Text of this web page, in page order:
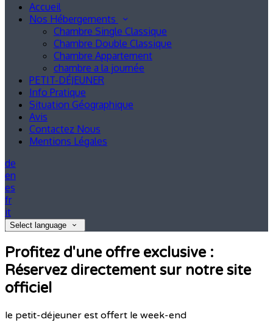
Accueil
Nos Hébergements
Chambre Single Classique
Chambre Double Classique
Chambre Appartement
chambre a la journée
PETIT-DÉJEUNER
Info Pratique
Situation Géographique
Avis
Contactez Nous
Mentions Légales
de
en
es
fr
it
Select language
Profitez d'une offre exclusive :
Réservez directement sur notre site
officiel
le petit-déjeuner est offert le week-end